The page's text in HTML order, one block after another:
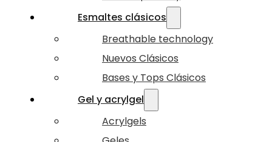
Esmaltes clásicos
Breathable technology
Nuevos Clásicos
Bases y Tops Clásicos
Gel y acrylgel
Acrylgels